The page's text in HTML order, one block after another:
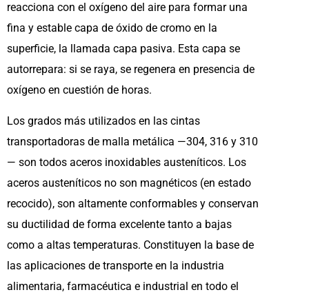
reacciona con el oxígeno del aire para formar una
fina y estable capa de óxido de cromo en la
superficie, la llamada capa pasiva. Esta capa se
autorrepara: si se raya, se regenera en presencia de
oxígeno en cuestión de horas.
Los grados más utilizados en las cintas
transportadoras de malla metálica —304, 316 y 310
— son todos aceros inoxidables austeníticos. Los
aceros austeníticos no son magnéticos (en estado
recocido), son altamente conformables y conservan
su ductilidad de forma excelente tanto a bajas
como a altas temperaturas. Constituyen la base de
las aplicaciones de transporte en la industria
alimentaria, farmacéutica e industrial en todo el